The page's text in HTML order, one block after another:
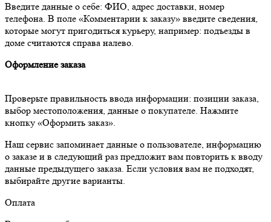
Введите данные о себе: ФИО, адрес доставки, номер
телефона. В поле «Комментарии к заказу» введите сведения,
которые могут пригодиться курьеру, например: подъезды в
доме считаются справа налево.
Оформление заказа
Проверьте правильность ввода информации: позиции заказа,
выбор местоположения, данные о покупателе. Нажмите
кнопку «Оформить заказ».
Наш сервис запоминает данные о пользователе, информацию
о заказе и в следующий раз предложит вам повторить к вводу
данные предыдущего заказа. Если условия вам не подходят,
выбирайте другие варианты.
Оплата